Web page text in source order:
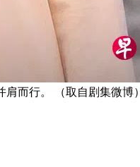
而行。 （取自剧集微博）